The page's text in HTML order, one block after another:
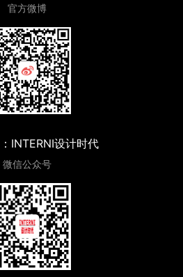
官方微博
INTERNI设计时代
微信公众号